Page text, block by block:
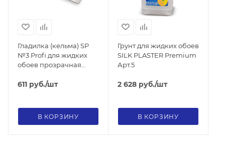
Гладилка (кельма) SP
№3 Profi для жидких
обоев прозрачная
611 руб./шт
В КОРЗИНУ
Грунт для жидких обоев
SILK PLASTER Premium
Арт.5
2 628 руб./шт
В КОРЗИНУ